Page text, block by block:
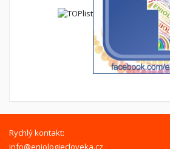
Rychlý kontakt:
info@eniologiecloveka.cz